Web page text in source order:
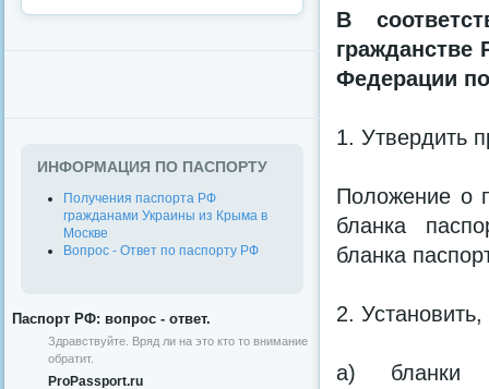
В
гражданстве
Федерации
1. Утвердить
Положение о
бланка
бланка
2. Установить,
а) бланки
ИНФОРМАЦИЯ ПО ПАСПОРТУ
Получения паспорта РФ
гражданами Украины из Крыма в
Москве
Вопрос - Ответ по паспорту РФ
Паспорт РФ: вопрос - ответ.
Здравствуйте. Вряд ли на это кто то внимание
обратит.
ProPassport.ru